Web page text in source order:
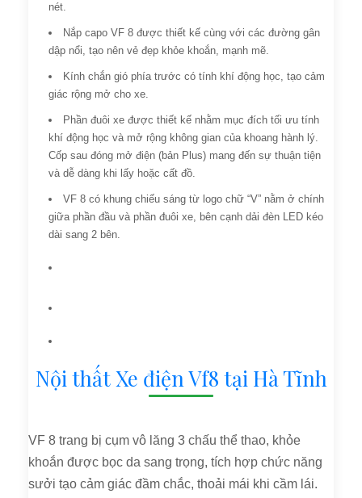
nét.
Nắp capo VF 8 được thiết kế cùng với các đường gân
dập nổi, tạo nên vẻ đẹp khỏe khoắn, mạnh mẽ.
Kính chắn gió phía trước có tính khí động học, tạo cảm
giác rộng mở cho xe.
Phần đuôi xe được thiết kế nhằm mục đích tối ưu tính
khí động học và mở rộng không gian của khoang hành lý.
Cốp sau đóng mở điện (bản Plus) mang đến sự thuận tiện
và dễ dàng khi lấy hoặc cất đồ.
VF 8 có khung chiếu sáng từ logo chữ “V” nằm ở chính
giữa phần đầu và phần đuôi xe, bên cạnh dải đèn LED kéo
dài sang 2 bên.
Nội thất Xe điện Vf8 tại Hà Tĩnh
VF 8 trang bị cụm vô lăng 3 chấu thể thao, khỏe
khoắn được bọc da sang trọng, tích hợp chức năng
sưởi tạo cảm giác đầm chắc, thoải mái khi cầm lái.